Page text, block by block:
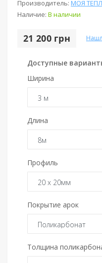
Производитель: МОЯ
Наличие: В наличии
21 200 грн
Доступные
Ширина
Длина
Профиль
Покрытие арок
Толщина